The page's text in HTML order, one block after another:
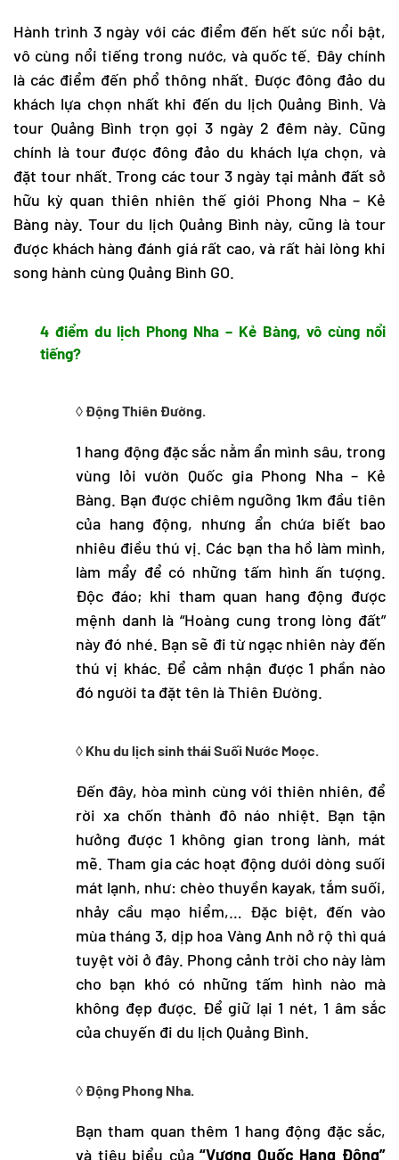
Hành trình 3 ngày với các điểm đến hết sức nổi bật,
vô cùng nổi tiếng trong nước, và quốc tế. Đây chính
là các điểm đến phổ thông nhất. Được đông đảo du
khách lựa chọn nhất khi đến du lịch Quảng Bình. Và
tour Quảng Bình trọn gọi 3 ngày 2 đêm này. Cũng
chính là tour được đông đảo du khách lựa chọn, và
đặt tour nhất. Trong các tour 3 ngày tại mảnh đất sở
hữu kỳ quan thiên nhiên thế giới Phong Nha – Kẻ
Bàng này. Tour du lịch Quảng Bình này, cũng là tour
được khách hàng đánh giá rất cao, và rất hài lòng khi
song hành cùng Quảng Bình GO.
4 điểm du lịch Phong Nha – Kẻ Bàng, vô cùng nổi
tiếng?
◊ Động Thiên Đường.
1 hang động đặc sắc nằm ẩn mình sâu, trong
vùng lỏi vườn Quốc gia Phong Nha – Kẻ
Bàng. Bạn được chiêm ngưỡng 1km đầu tiên
của hang động, nhưng ẩn chứa biết bao
nhiêu điều thú vị. Các bạn tha hồ làm mình,
làm mẩy để có những tấm hình ấn tượng.
Độc đáo; khi tham quan hang động được
mệnh danh là “Hoàng cung trong lòng đất”
này đó nhé. Bạn sẽ đi từ ngạc nhiên này đến
thú vị khác. Để cảm nhận được 1 phần nào
đó người ta đặt tên là Thiên Đường.
◊ Khu du lịch sinh thái Suối Nước Moọc.
Đến đây, hòa mình cùng với thiên nhiên, để
rời xa chốn thành đô náo nhiệt. Bạn tận
hưởng được 1 không gian trong lành, mát
mẽ. Tham gia các hoạt động dưới dòng suối
mát lạnh, như: chèo thuyền kayak, tắm suối,
nhảy cầu mạo hiểm,… Đặc biệt, đến vào
mùa tháng 3, dịp hoa Vàng Anh nở rộ thì quá
tuyệt vời ở đây. Phong cảnh trời cho này làm
cho bạn khó có những tấm hình nào mà
không đẹp được. Để giữ lại 1 nét, 1 âm sắc
của chuyến đi du lịch Quảng Bình.
◊ Động Phong Nha.
Bạn tham quan thêm 1 hang động đặc sắc,
và tiêu biểu của“Vương Quốc Hang Động”